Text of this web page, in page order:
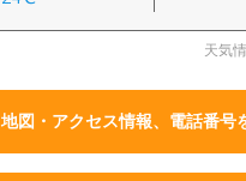
天気
地図・アクセス情報、電話番号